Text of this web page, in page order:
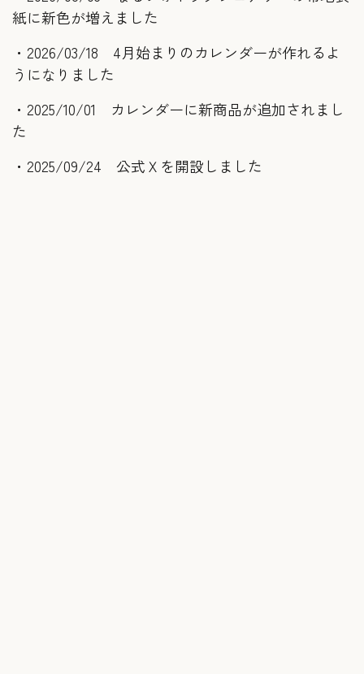
紙に新色が増えました
・2026/03/18 4月始まりのカレンダーが作れるよ
うになりました
・2025/10/01 カレンダーに新商品が追加されまし
た
・2025/09/24 公式Ｘを開設しました